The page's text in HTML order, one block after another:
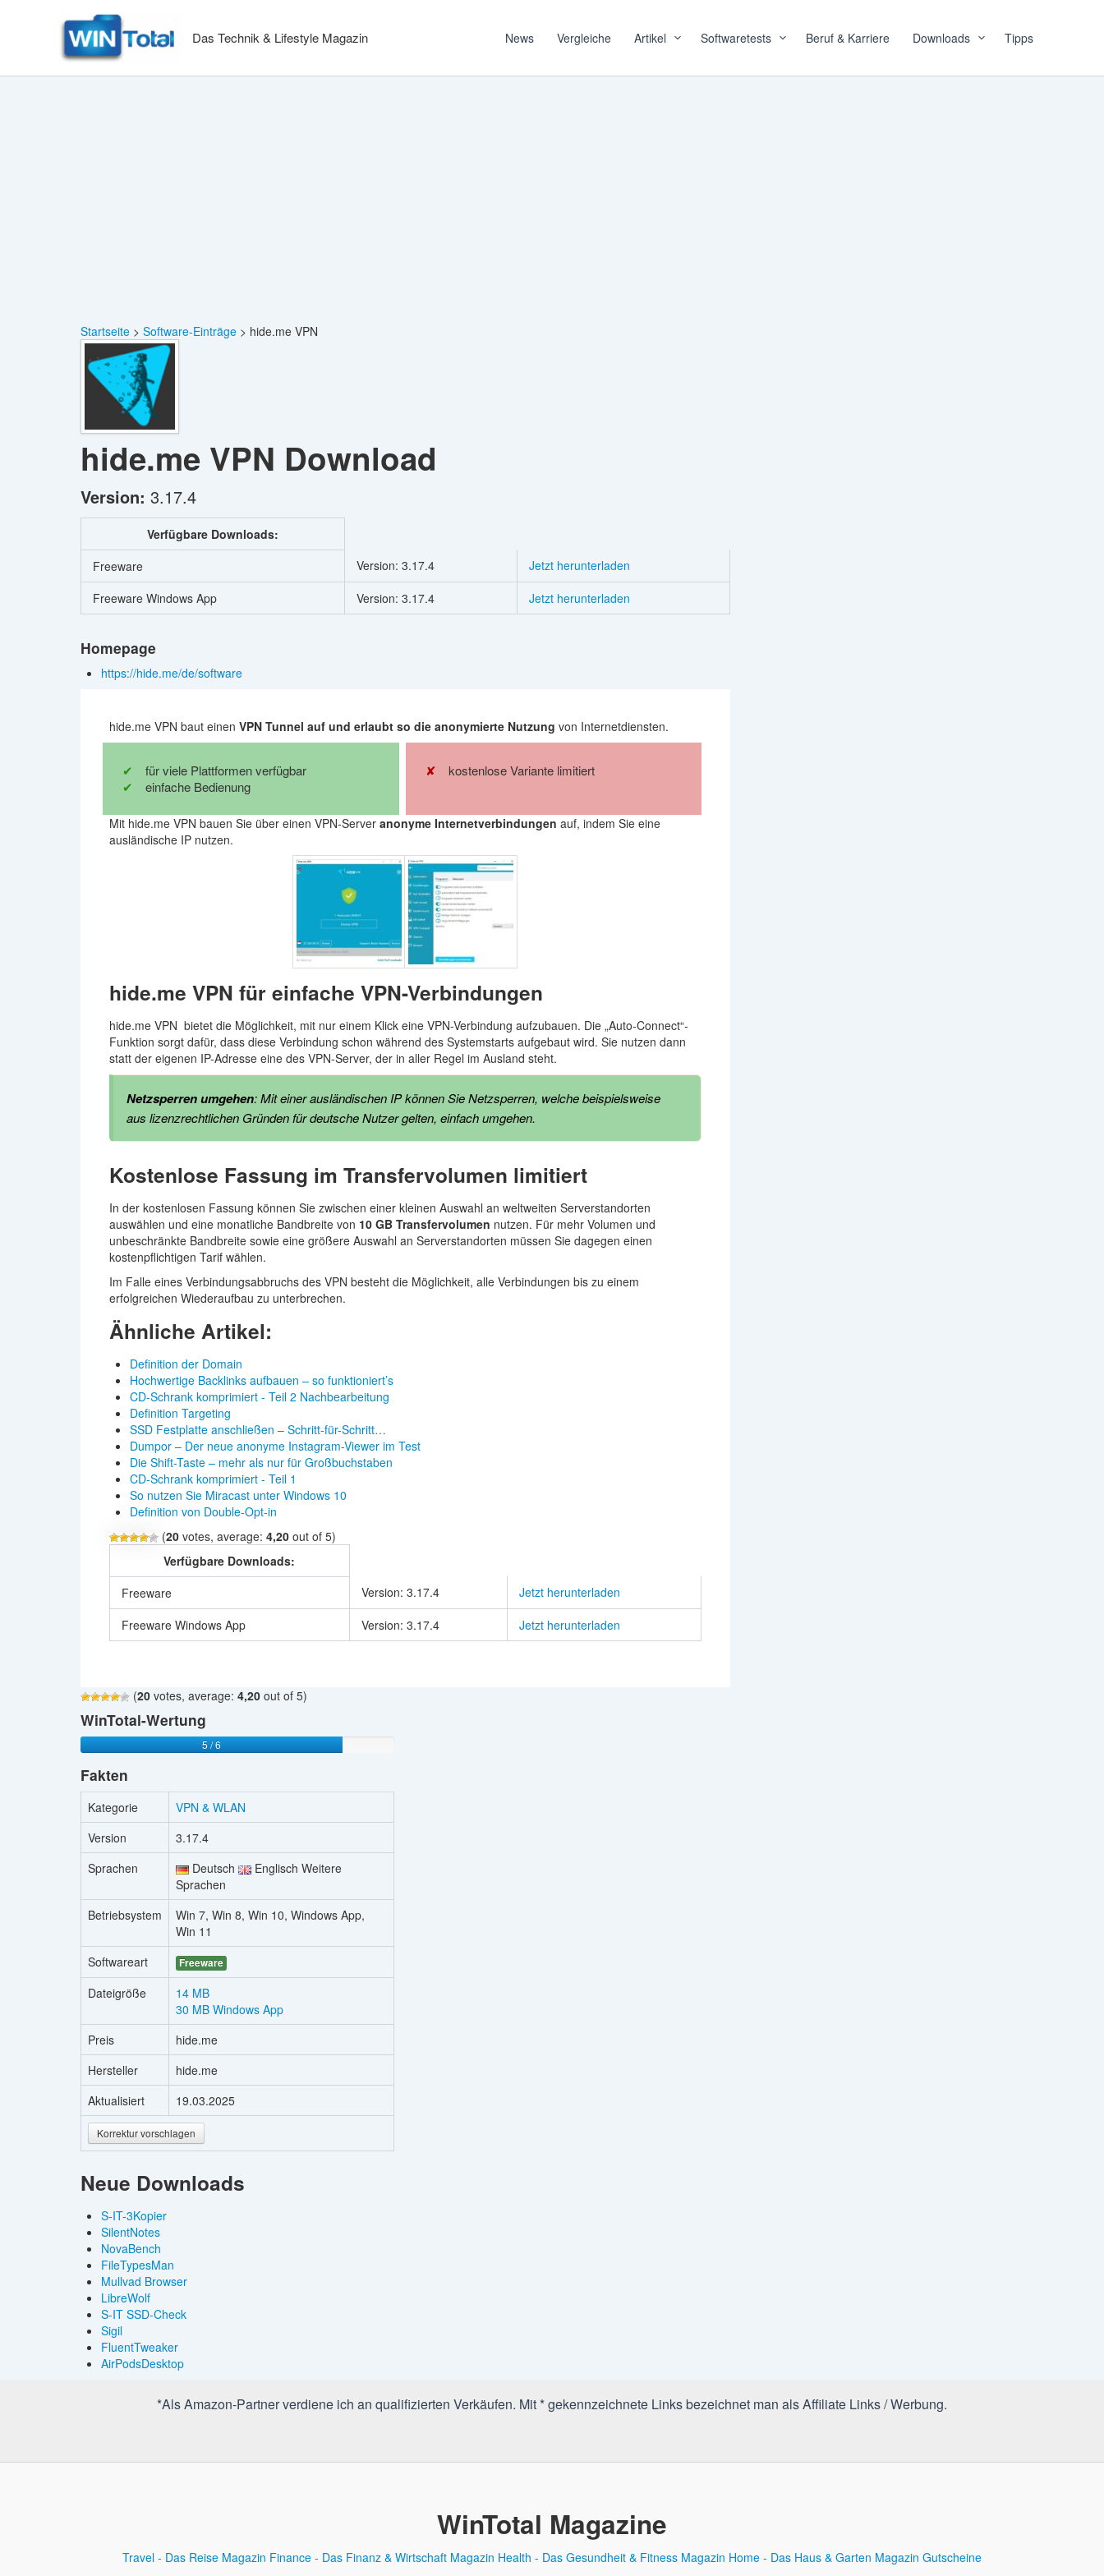
Das Technik & Lifestyle Magazin News Vergleiche Artikel Softwaretests Beruf & Karriere Downloads Tipps
Startseite Software-Einträge hide.me VPN
hide.me VPN Download
Version: 3.17.4
Verfügbare Downloads:
Freeware
Version: 3.17.4
Jetzt herunterladen
Freeware Windows App
Version: 3.17.4 Jetzt herunterladen
Homepage
https://hide.me/de/software
hide.me VPN baut einen VPN Tunnel auf und erlaubt so die anonymierte Nutzung von Internetdiensten.
für viele Plattformen verfügbar
einfache Bedienung
kostenlose Variante limitiert
Mit hide.me VPN bauen Sie über einen VPN-Server anonyme Internetverbindungen auf, indem Sie eine
ausländische IP nutzen.
hide.me VPN für einfache VPN-Verbindungen
hide.me VPN bietet die Möglichkeit, mit nur einem Klick eine VPN-Verbindung aufzubauen. Die „Auto-Connect“-
Funktion sorgt dafür, dass diese Verbindung schon während des Systemstarts aufgebaut wird. Sie nutzen dann
statt der eigenen IP-Adresse eine des VPN-Server, der in aller Regel im Ausland steht.
Netzsperren umgehen: Mit einer ausländischen IP können Sie Netzsperren, welche beispielsweise
aus lizenzrechtlichen Gründen für deutsche Nutzer gelten, einfach umgehen.
Kostenlose Fassung im Transfervolumen limitiert
In der kostenlosen Fassung können Sie zwischen einer kleinen Auswahl an weltweiten Serverstandorten
auswählen und eine monatliche Bandbreite von 10 GB Transfervolumen nutzen. Für mehr Volumen und
unbeschränkte Bandbreite sowie eine größere Auswahl an Serverstandorten müssen Sie dagegen einen
kostenpflichtigen Tarif wählen.
Im Falle eines Verbindungsabbruchs des VPN besteht die Möglichkeit, alle Verbindungen bis zu einem
erfolgreichen Wiederaufbau zu unterbrechen.
Ähnliche Artikel:
Definition der Domain
Hochwertige Backlinks aufbauen – so funktioniert’s
CD-Schrank komprimiert - Teil 2 Nachbearbeitung
Definition Targeting
SSD Festplatte anschließen – Schritt-für-Schritt…
Dumpor – Der neue anonyme Instagram-Viewer im Test
Die Shift-Taste – mehr als nur für Großbuchstaben
CD-Schrank komprimiert - Teil 1
So nutzen Sie Miracast unter Windows 10
Definition von Double-Opt-in
(20votes, average: 4,20out of 5)
Verfügbare Downloads:
Freeware
Version: 3.17.4
Jetzt herunterladen
Freeware Windows App
Version: 3.17.4 Jetzt herunterladen
(20votes, average: 4,20out of 5)
WinTotal-Wertung
5 / 6
Fakten
Kategorie
VPN & WLAN
Version
3.17.4
Sprachen
Deutsch
Englisch Weitere
Sprachen
Betriebsystem
Win 7, Win 8, Win 10, Windows App,
Win 11
Softwareart
Freeware
Dateigröße
14 MB
30 MB Windows App
Preis
hide.me
Hersteller
hide.me
Aktualisiert
19.03.2025
Korrektur vorschlagen
Neue Downloads
S-IT-3Kopier
SilentNotes
NovaBench
FileTypesMan
Mullvad Browser
LibreWolf
S-IT SSD-Check
Sigil
FluentTweaker
AirPodsDesktop
*Als Amazon-Partner verdiene ich an qualifizierten Verkäufen. Mit * gekennzeichnete Links bezeichnet man als Affiliate Links / Werbung.
WinTotal Magazine
Travel - Das Reise Magazin Finance - Das Finanz & Wirtschaft Magazin Health - Das Gesundheit & Fitness Magazin Home - Das Haus & Garten Magazin Gutscheine